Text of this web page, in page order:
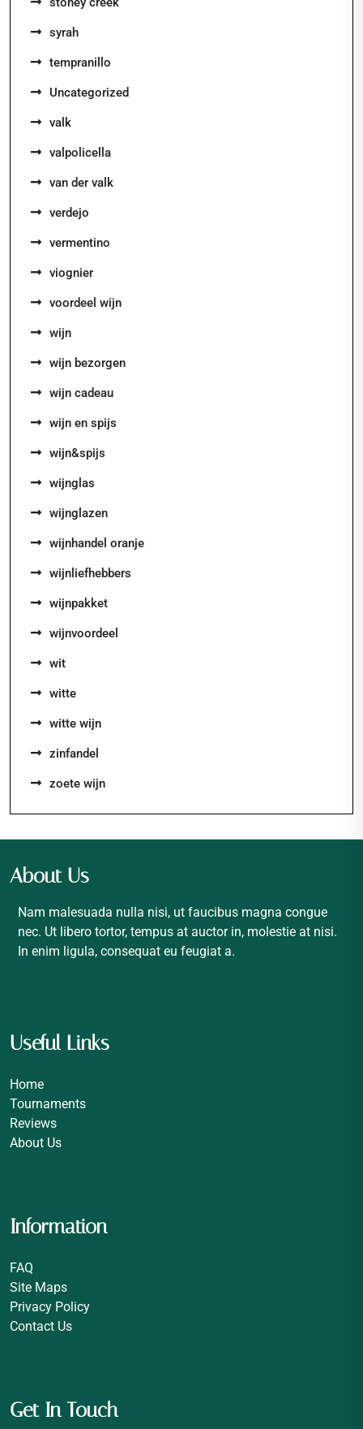
syrah
tempranillo
Uncategorized
valk
valpolicella
van der valk
verdejo
vermentino
viognier
voordeel wijn
wijn
wijn bezorgen
wijn cadeau
wijn en spijs
wijn&spijs
wijnglas
wijnglazen
wijnhandel oranje
wijnliefhebbers
wijnpakket
wijnvoordeel
wit
witte
witte wijn
zinfandel
zoete wijn
About Us
Nam malesuada nulla nisi, ut faucibus magna congue
nec. Ut libero tortor, tempus at auctor in, molestie at nisi.
In enim ligula, consequat eu feugiat a.
Useful Links
Home
Tournaments
Reviews
About Us
Information
FAQ
Site Maps
Privacy Policy
Contact Us
Get In Touch